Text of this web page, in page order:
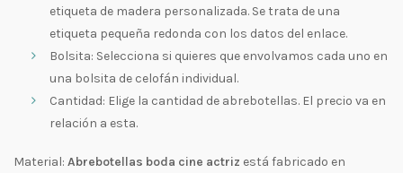
etiqueta de madera personalizada. Se trata de una
etiqueta pequeña redonda con los datos del enlace.
Bolsita: Selecciona si quieres que envolvamos cada uno en
una bolsita de celofán individual.
Cantidad: Elige la cantidad de abrebotellas. El precio va en
relación a esta.
Material: Abrebotellas boda cine actriz está fabricado en